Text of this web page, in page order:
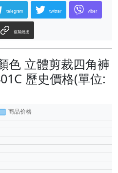
telegram twitter viber
複製鏈接
色 立體剪裁四角褲
歷史價格(單位: